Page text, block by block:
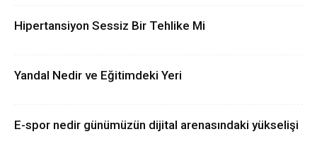
Hipertansiyon Sessiz Bir Tehlike Mi
Yandal Nedir ve Eğitimdeki Yeri
E-spor nedir günümüzün dijital arenasındaki yükselişi